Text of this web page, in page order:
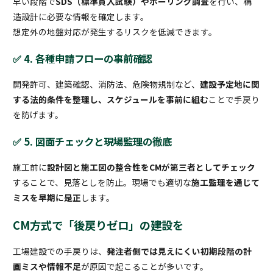
造設計に必要な情報を確定します。
想定外の地盤対応が発生するリスクを低減できます。
✅ 4. 各種申請フローの事前確認
開発許可、建築確認、消防法、危険物規制など、建設予定地に関
する法的条件を整理し、スケジュールを事前に組むことで手戻り
を防げます。
✅ 5. 図面チェックと現場監理の徹底
施工前に設計図と施工図の整合性をCMが第三者としてチェック
することで、見落としを防止。現場でも適切な施工監理を通じて
ミスを早期に是正 します。
CM方式で「後戻りゼロ」の建設を
工場建設での手戻りは、発注者側では見えにくい初期段階の計
画ミスや情報不足が原因で起こることが多いです。